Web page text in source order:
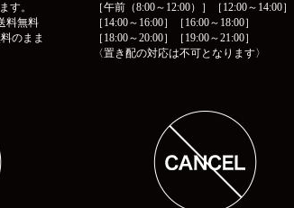
す。
料無料
のまま
［午前（8:00～12:00）］［12:00～14:00］
［14:00～16:00］［16:00～18:00］
［18:00～20:00］［19:00～21:00］
〈置き配の対応は不可となります〉